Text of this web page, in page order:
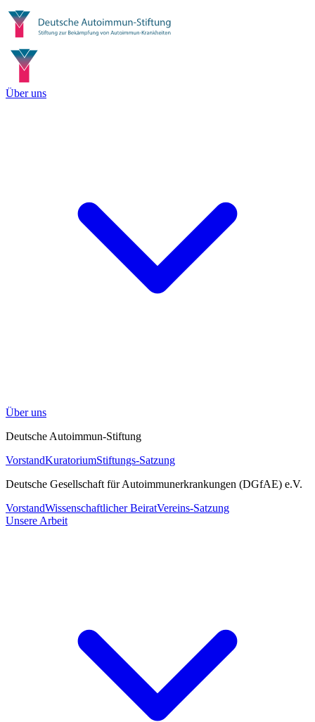
Über uns
Über uns
Deutsche Autoimmun-Stiftung
VorstandKuratoriumStiftungs-Satzung
Deutsche Gesellschaft für Autoimmunerkrankungen (DGfAE) e.V.
VorstandWissenschaftlicher BeiratVereins-Satzung
Unsere Arbeit